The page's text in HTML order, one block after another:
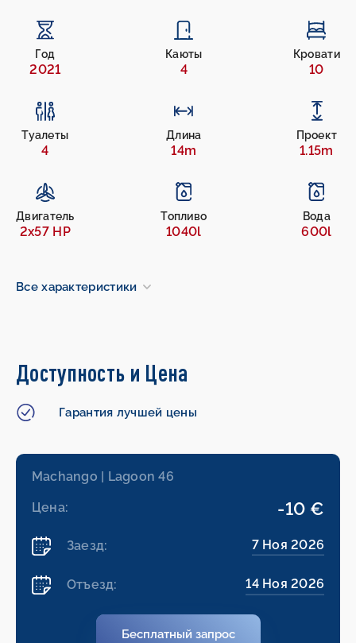
Год
2021
Каюты
4
Кровати
10
Туалеты
4
Длина
14m
Проект
1.15m
Двигатель
2x57 HP
Топливо
1040l
Вода
600l
Все характеристики
Доступность и Цена
Гарантия лучшей цены
Machango | Lagoon 46
Цена: -10 €
Заезд: 7 Ноя 2026
Отъезд: 14 Ноя 2026
Бесплатный запрос